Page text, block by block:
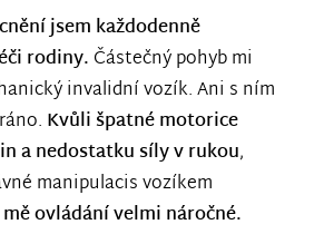
jsem každodenně
rodiny. Částečný pohyb mi
invalidní vozík. Ani s ním
Kvůli špatné motorice
a nedostatku síly v rukou,
manipulacis vozíkem
ovládání velmi náročné.